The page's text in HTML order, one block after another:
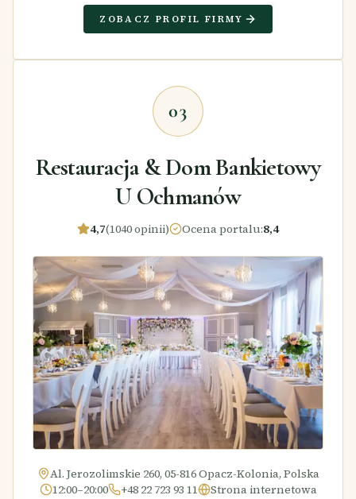
ZOBACZ PROFIL FIRMY
03
Restauracja & Dom Bankietowy
U Ochmanów
4,7(1040 opinii) Ocena portalu:8,4
Al. Jerozolimskie 260, 05-816 Opacz-Kolonia, Polska
12:00–20:00
+48 22 723 93 11 Strona internetowa